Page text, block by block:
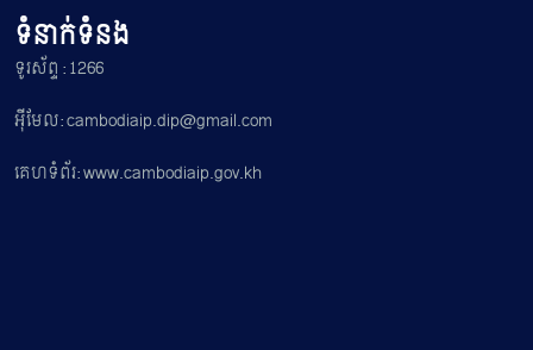
ទំនាក់ទំនង
ទូរស័ព្ទ : 1266
អ៊ីមែល: cambodiaip.dip@gmail.com
គេហទំព័រ: www.cambodiaip.gov.kh